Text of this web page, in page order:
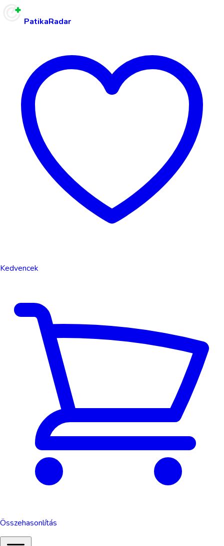
PatikaRadar
Kedvencek
Összehasonlítás